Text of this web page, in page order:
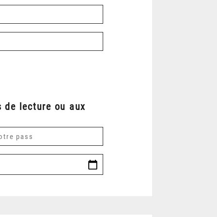
de lecture ou aux